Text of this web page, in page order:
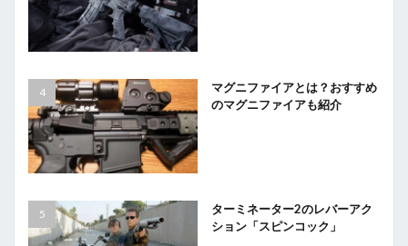
マグニファイアとは？おすすめ
のマグニファイアも紹介
ターミネーター2のレバーアク
ション「スピンコック」